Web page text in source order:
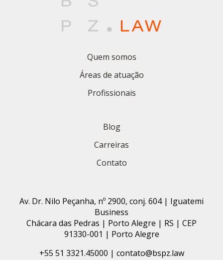
Quem somos
Áreas de atuação
Profissionais
Blog
Carreiras
Contato
Av. Dr. Nilo Peçanha, nº 2900, conj. 604 | Iguatemi
Business
Chácara das Pedras | Porto Alegre | RS | CEP
91330-001 | Porto Alegre
+55 51 3321.45000 | contato@bspz.law